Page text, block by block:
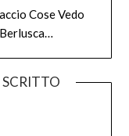
Cose Vedo